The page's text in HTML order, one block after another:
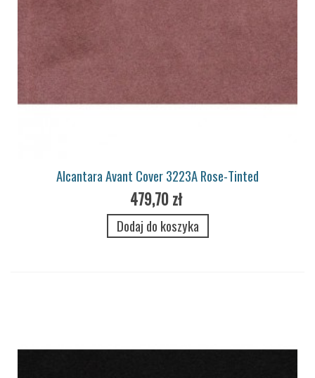
Alcantara Avant Cover 3223A Rose-Tinted
479,70 zł
Dodaj do koszyka